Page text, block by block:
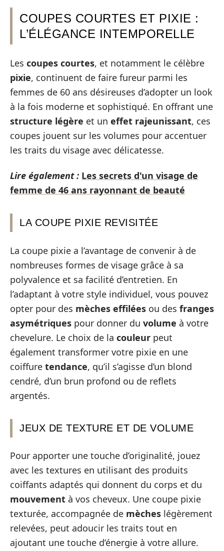
COUPES COURTES ET PIXIE :
L’ÉLÉGANCE INTEMPORELLE
Les coupes courtes, et notamment le célèbre
pixie, continuent de faire fureur parmi les
femmes de 60 ans désireuses d’adopter un look
à la fois moderne et sophistiqué. En offrant une
structure légère et un effet rajeunissant, ces
coupes jouent sur les volumes pour accentuer
les traits du visage avec délicatesse.
Lire également : Les secrets d'un visage de
femme de 46 ans rayonnant de beauté
LA COUPE PIXIE REVISITÉE
La coupe pixie a l’avantage de convenir à de
nombreuses formes de visage grâce à sa
polyvalence et sa facilité d’entretien. En
l’adaptant à votre style individuel, vous pouvez
opter pour des mèches effilées ou des franges
asymétriques pour donner du volume à votre
chevelure. Le choix de la couleur peut
également transformer votre pixie en une
coiffure tendance, qu’il s’agisse d’un blond
cendré, d’un brun profond ou de reflets
argentés.
JEUX DE TEXTURE ET DE VOLUME
Pour apporter une touche d’originalité, jouez
avec les textures en utilisant des produits
coiffants adaptés qui donnent du corps et du
mouvement à vos cheveux. Une coupe pixie
texturée, accompagnée de mèches légèrement
relevées, peut adoucir les traits tout en
ajoutant une touche d’énergie à votre allure.